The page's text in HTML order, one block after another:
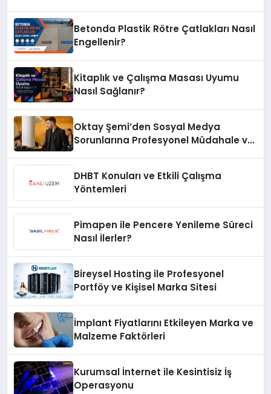
Betonda Plastik Rötre Çatlakları Nasıl
Engellenir?
Kitaplık ve Çalışma Masası Uyumu
Nasıl Sağlanır?
Oktay Şemi’den Sosyal Medya
Sorunlarına Profesyonel Müdahale ve
DHBT Konuları ve Etkili Çalışma
Yöntemleri
Pimapen ile Pencere Yenileme Süreci
Nasıl İlerler?
Bireysel Hosting ile Profesyonel
Portföy ve Kişisel Marka Sitesi
İmplant Fiyatlarını Etkileyen Marka ve
Malzeme Faktörleri
Kurumsal İnternet ile Kesintisiz İş
Operasyonu